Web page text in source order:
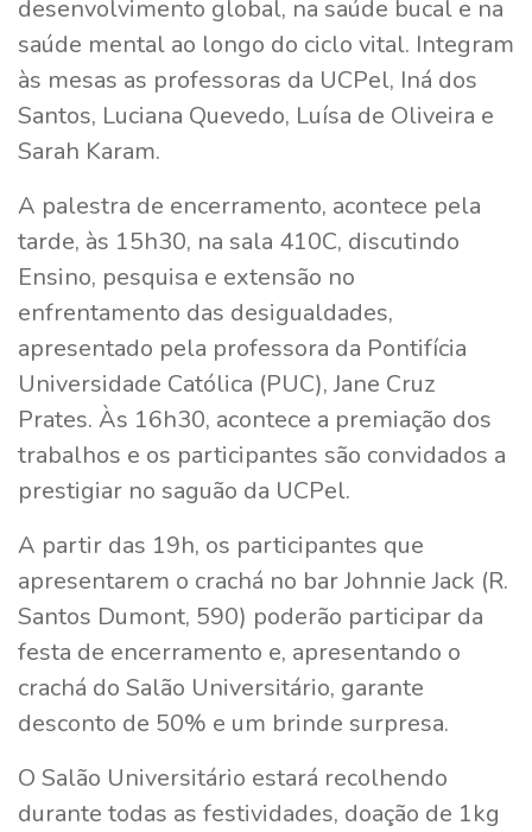
desenvolvimento global, na saúde bucal e na
saúde mental ao longo do ciclo vital. Integram
às mesas as professoras da UCPel, Iná dos
Santos, Luciana Quevedo, Luísa de Oliveira e
Sarah Karam.
A palestra de encerramento, acontece pela
tarde, às 15h30, na sala 410C, discutindo
Ensino, pesquisa e extensão no
enfrentamento das desigualdades,
apresentado pela professora da Pontifícia
Universidade Católica (PUC), Jane Cruz
Prates. Às 16h30, acontece a premiação dos
trabalhos e os participantes são convidados a
prestigiar no saguão da UCPel.
A partir das 19h, os participantes que
apresentarem o crachá no bar Johnnie Jack (R.
Santos Dumont, 590) poderão participar da
festa de encerramento e, apresentando o
crachá do Salão Universitário, garante
desconto de 50% e um brinde surpresa.
O Salão Universitário estará recolhendo
durante todas as festividades, doação de 1kg